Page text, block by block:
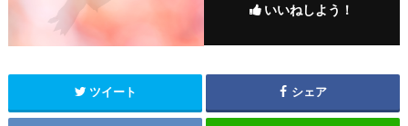
いいねしよう！
ツイート シェア